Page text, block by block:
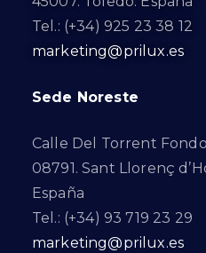
Tel.: (+34) 925 23 38 12
marketing@prilux.es
Sede Noreste
Calle Del Torrent
08791. Sant Llorenç
España
Tel.: (+34) 93 719 23 29
marketing@prilux.es